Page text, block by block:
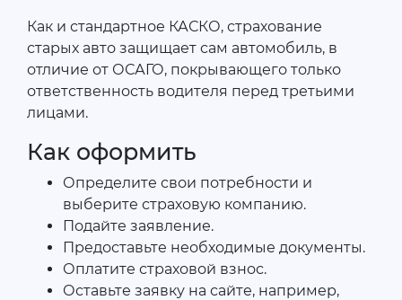
Как и стандартное КАСКО, страхование
старых авто защищает сам автомобиль, в
отличие от ОСАГО, покрывающего только
ответственность водителя перед третьими
лицами.
Как оформить
Определите свои потребности и
выберите страховую компанию.
Подайте заявление.
Предоставьте необходимые документы.
Оплатите страховой взнос.
Оставьте заявку на сайте, например,